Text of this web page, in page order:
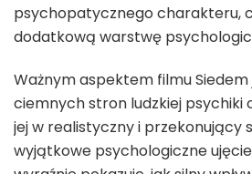
psychopatycznego charakteru,
dodatkową warstwę
Ważnym aspektem filmu
ciemnych stron ludzkiej psychiki
jej w realistyczny i przekonujący
wyjątkowe psychologiczne